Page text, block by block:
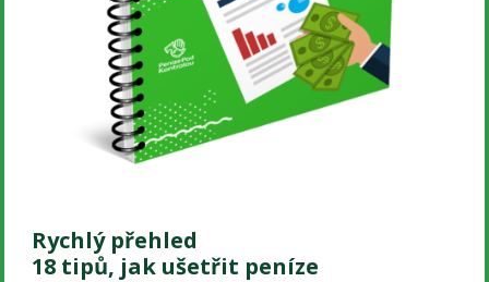
Rychlý přehled
18 tipů, jak ušetřit peníze